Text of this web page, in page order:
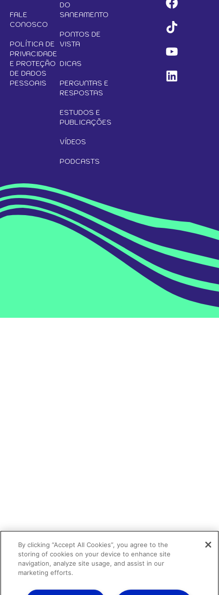
FALE
CONOSCO
POLÍTICA DE
PRIVACIDADE
E PROTEÇÃO
DE DADOS
PESSOAIS
DO
SANEAMENTO
PONTOS DE
VISTA
DICAS
PERGUNTAS E
RESPOSTAS
ESTUDOS E
PUBLICAÇÕES
VÍDEOS
PODCASTS
By clicking “Accept All Cookies”, you agree to the
storing of cookies on your device to enhance site
navigation, analyze site usage, and assist in our
marketing efforts.